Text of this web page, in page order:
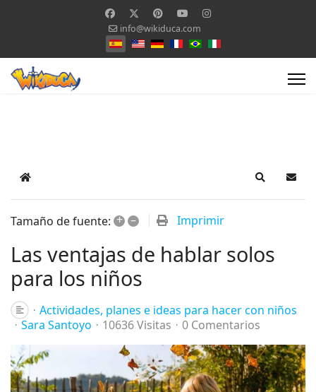
info@wikiduca.com
Seleccione su idioma
Home Search
Tamaño de fuente: + – Imprimir
Las ventajas de hablar solos
para los niños
Actividades, planes e ideas para hacer con niños
Sara Santoyo
10636 Visitas 0 Comentarios